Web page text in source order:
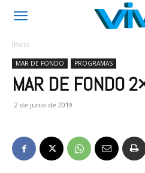
Inicio
MAR DE FONDO PROGRAMAS
MAR DE FONDO
2 de junio de 2019